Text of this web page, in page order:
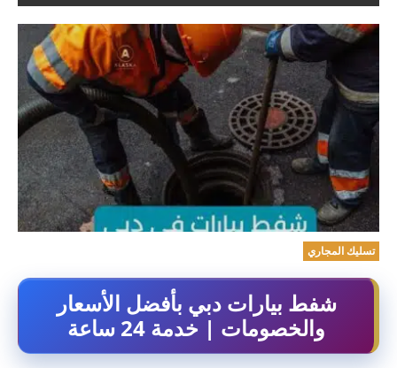
تسليك المجاري
شفط بيارات دبي بأفضل الأسعار
والخصومات | خدمة 24 ساعة